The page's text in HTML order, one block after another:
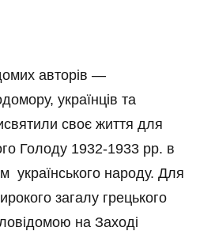
авторів —
українців та
своє життя для
Голоду 1932-1933 рр. в
українського народу. Для
загалу грецького
на Заході